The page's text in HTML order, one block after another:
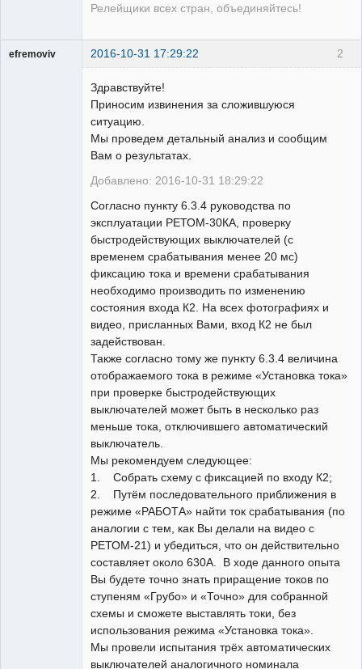
Релейщики всех стран, объединяйтесь!
2
efremoviv 2016-10-31 17:29:22
Здравствуйте!
Приносим извинения за сложившуюся
ситуацию.
Мы проведем детальный анализ и сообщим
Вам о результатах.
Добавлено: 2016-10-31 18:29:22
Согласно пункту 6.3.4 руководства по
эксплуатации РЕТОМ-30КА, проверку
быстродействующих выключателей (с
временем срабатывания менее 20 мс)
фиксацию тока и времени срабатывания
необходимо производить по изменению
состояния входа К2. На всех фотографиях и
видео, присланных Вами, вход К2 не был
задействован.
Также согласно тому же пункту 6.3.4 величина
отображаемого тока в режиме «Установка тока»
при проверке быстродействующих
выключателей может быть в несколько раз
меньше тока, отключившего автоматический
выключатель.
Мы рекомендуем следующее:
1. Собрать схему с фиксацией по входу К2;
2. Путём последовательного приближения в
режиме «РАБОТА» найти ток срабатывания (по
аналогии с тем, как Вы делали на видео с
РЕТОМ-21) и убедиться, что он действительно
составляет около 630А. В ходе данного опыта
Вы будете точно знать приращение токов по
ступеням «Грубо» и «Точно» для собранной
схемы и сможете выставлять токи, без
использования режима «Установка тока».
Мы провели испытания трёх автоматических
выключателей аналогичного номинала